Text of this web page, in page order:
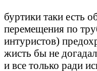
буртики таки есть
перемещения по
интуристов)
жисть бы не
и все только ради